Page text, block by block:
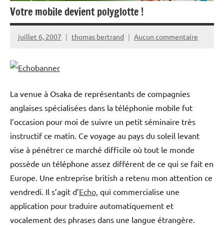
Votre mobile devient polyglotte !
juillet 6, 2007 thomas bertrand Aucun commentaire
La venue à Osaka de représentants de compagnies
anglaises spécialisées dans la téléphonie mobile fut
l’occasion pour moi de suivre un petit séminaire très
instructif ce matin. Ce voyage au pays du soleil levant
vise à pénétrer ce marché difficile où tout le monde
possède un téléphone assez différent de ce qui se fait en
Europe. Une entreprise british a retenu mon attention ce
vendredi. Il s’agit d’Echo, qui commercialise une
application pour traduire automatiquement et
vocalement des phrases dans une langue étrangère.